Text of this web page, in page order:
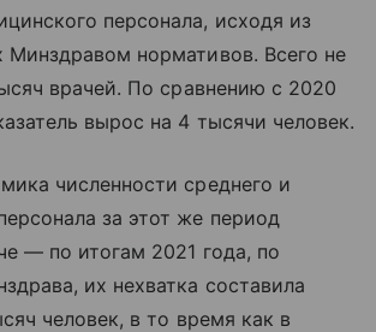
персонала, исходя из
Минздравом нормативов. Всего не
врачей. По сравнению с 2020
вырос на 4 тысячи человек.
численности среднего и
за этот же период
— по итогам 2021 года, по
их нехватка составила
человек, в то время как в